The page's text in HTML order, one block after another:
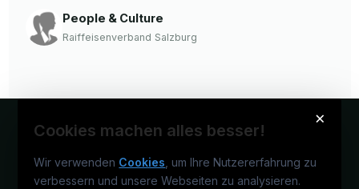
People & Culture
Raiffeisenverband Salzburg
×
Cookies machen alles besser!
Wir verwenden Cookies , um Ihre Nutzererfahrung zu
verbessern und unsere Webseiten zu analysieren.